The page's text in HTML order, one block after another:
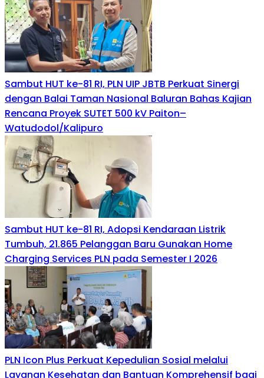
Sambut HUT ke-81 RI, PLN UIP JBTB Perkuat Sinergi
dengan Balai Taman Nasional Baluran Bahas Kajian
Rencana Proyek SUTET 500 kV Paiton–
Watudodol/Kalipuro
Sambut HUT ke-81 RI, Adopsi Kendaraan Listrik
Tumbuh, 21.865 Pelanggan Baru Gunakan Home
Charging Services PLN pada Semester I 2026
PLN Icon Plus Perkuat Kepedulian Sosial melalui
Layanan Kesehatan dan Bantuan Komprehensif bagi